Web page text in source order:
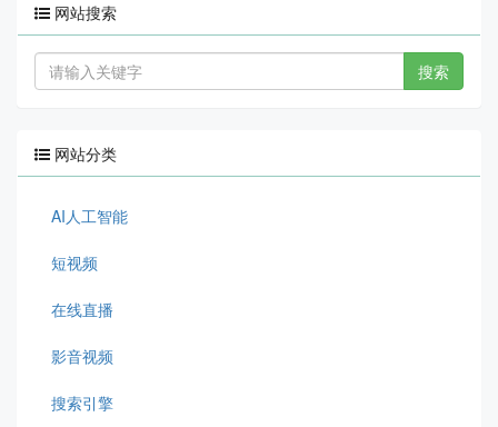
网站搜索
搜索
网站分类
AI人工智能
短视频
在线直播
影音视频
搜索引擎